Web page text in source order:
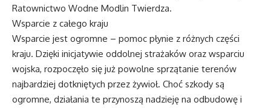
Ratownictwo Wodne Modlin Twierdza.
Wsparcie z całego kraju
Wsparcie jest ogromne – pomoc płynie z różnych części
kraju. Dzięki inicjatywie oddolnej strażaków oraz wsparciu
wojska, rozpoczęło się już powolne sprzątanie terenów
najbardziej dotkniętych przez żywioł. Choć szkody są
ogromne, działania te przynoszą nadzieję na odbudowę i